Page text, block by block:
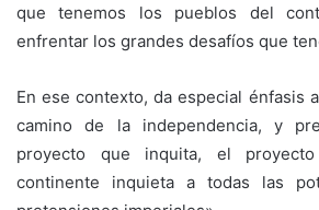
que tenemos los pueblos del
enfrentar los grandes desafíos que
En ese contexto, da especial énfasis
camino de la independencia, y
proyecto que inquita, el
continente inquieta a todas las